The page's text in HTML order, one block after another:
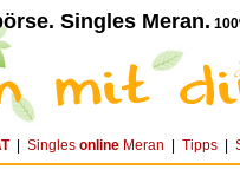
Singles Meran.
| Singles online Meran Tipps